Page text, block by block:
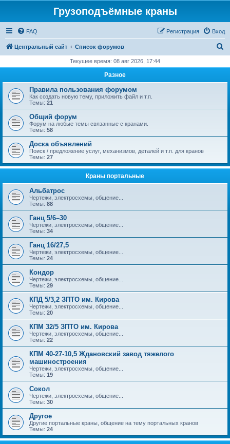
Грузоподъёмные краны
FAQ Вход
Регистрация
Центральный сайт Список форумов
с
Текущее время: 08 авг 2026, 17:44
Разное
Правила пользования форумом
Как создать новую тему, приложить файл и т.п.
Темы: 21
Общий форум
Форум на любые темы связанные с кранами.
Темы: 58
Доска объявлений
Поиск / предложение услуг, механизмов, деталей и т.п. для кранов
Темы: 27
Краны портальные
Альбатрос
Чертежи, электросхемы, общение...
Темы: 88
Ганц 5/6–30
Чертежи, электросхемы, общение...
Темы: 34
Ганц 16/27,5
Чертежи, электросхемы, общение...
Темы: 24
Кондор
Чертежи, электросхемы, общение...
Темы: 29
КПД 5/3,2 ЗПТО им. Кирова
Чертежи, электросхемы, общение...
Темы: 20
КПМ 32/5 ЗПТО им. Кирова
Чертежи, электросхемы, общение...
Темы: 22
КПМ 40-27-10,5 Ждановский завод тяжелого
машиностроения
Чертежи, электросхемы, общение...
Темы: 19
Сокол
Чертежи, электросхемы, общение...
Темы: 30
Другое
Другие портальные краны, общение на тему портальных кранов
Темы: 24